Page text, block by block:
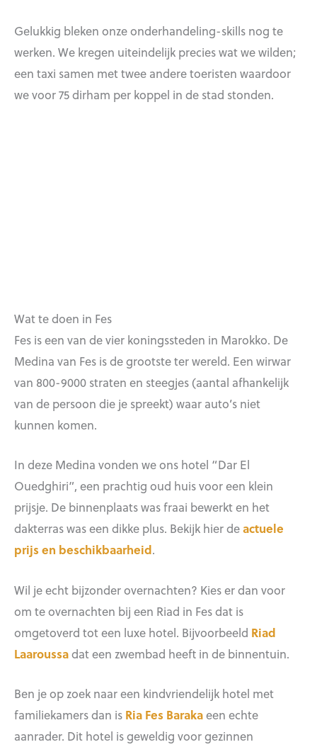
Gelukkig bleken onze onderhandeling-skills nog te
werken. We kregen uiteindelijk precies wat we wilden;
een taxi samen met twee andere toeristen waardoor
we voor 75 dirham per koppel in de stad stonden.
Wat te doen in Fes
Fes is een van de vier koningssteden in Marokko. De
Medina van Fes is de grootste ter wereld. Een wirwar
van 800-9000 straten en steegjes (aantal afhankelijk
van de persoon die je spreekt) waar auto’s niet
kunnen komen.
In deze Medina vonden we ons hotel “Dar El
Ouedghiri”, een prachtig oud huis voor een klein
prijsje. De binnenplaats was fraai bewerkt en het
dakterras was een dikke plus. Bekijk hier deactuele
prijs en beschikbaarheid.
Wil je echt bijzonder overnachten? Kies er dan voor
om te overnachten bij een Riad in Fes dat is
omgetoverd tot een luxe hotel. Bijvoorbeeld Riad
Laaroussadat een zwembad heeft in de binnentuin.
Ben je op zoek naar een kindvriendelijk hotel met
familiekamers dan is Ria Fes Barakaeen echte
aanrader. Dit hotel is geweldig voor gezinnen